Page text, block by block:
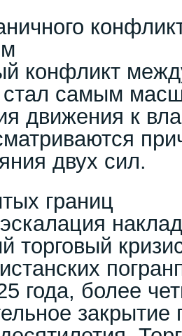
конфликт
самым
движения к
двух сил.
границ
торговый
года, более
закрытие